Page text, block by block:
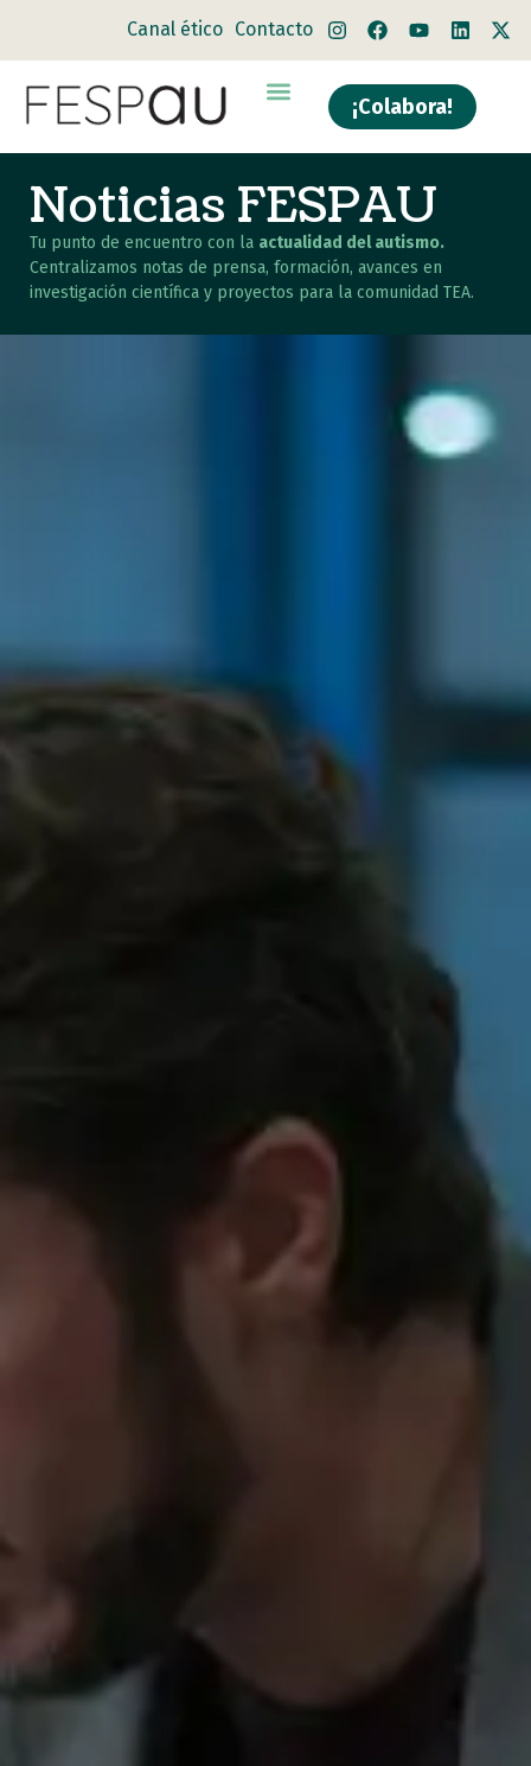
Canal ético Contacto
¡Colabora!
Noticias FESPAU
Tu punto de encuentro con la actualidad del autismo.
Centralizamos notas de prensa, formación, avances en
investigación científica y proyectos para la comunidad TEA.